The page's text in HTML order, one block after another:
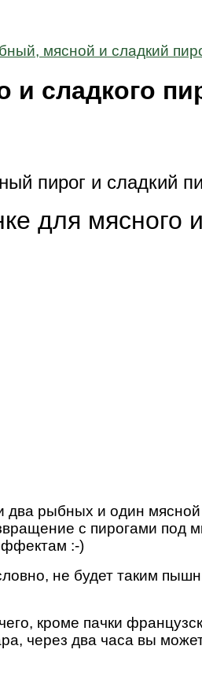
мясной и сладкий
сладкого
пирог и сладкий
для мясного
рыбных и один
с пирогами под
:-)
не будет таким
кроме пачки
через два часа вы